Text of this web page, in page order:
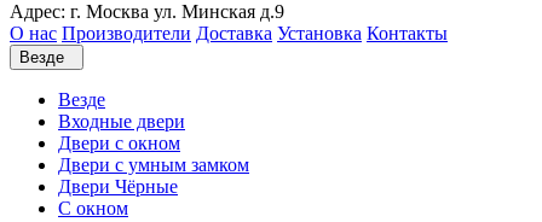
Адрес: г. Москва ул. Минская д.9
О нас Производители Доставка Установка Контакты
Везде
Везде
Входные двери
Двери с окном
Двери с умным замком
Двери Чёрные
C окном